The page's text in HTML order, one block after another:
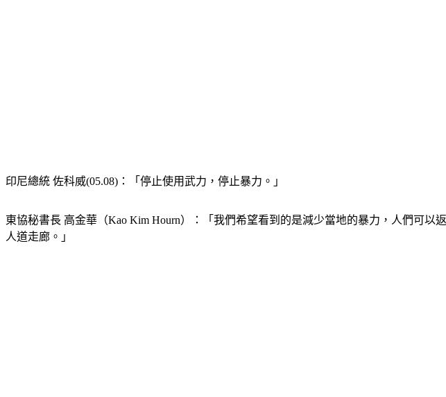
印尼總統 佐科威(05.08)：「停止使用武力，停止暴力。」
東協秘書長 高金華（Kao Kim Hourn）：「我們希望看到的是減少當地的暴力，人們可
人道走廊。」